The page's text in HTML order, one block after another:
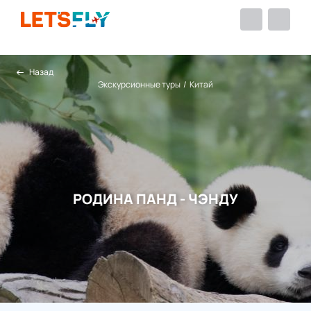
Назад
Экскурсионные туры / Китай
РОДИНА ПАНД - ЧЭНДУ